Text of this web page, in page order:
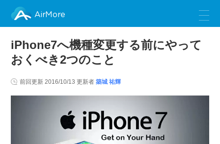
AirMore
iPhone7へ機種変更する前にやって
おくべき2つのこと
前回更新2016/10/13 更新者築城 祐輝